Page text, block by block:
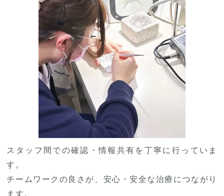
スタッフ間での確認・情報共有を丁寧に行っていま
す。
チームワークの良さが、安心・安全な治療につながり
ます。